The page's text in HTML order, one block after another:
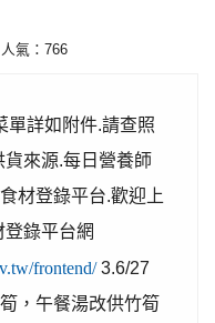
氣：766
單詳如附件.請查照
來源.每日營養師
材登錄平台.歡迎上
錄平台網
frontend/3.6/27
，午餐湯改供竹筍